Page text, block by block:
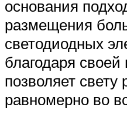
основания
размещения
светодиодных
благодаря своей
позволяет свету
равномерно во